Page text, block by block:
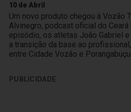
10 de Abril
Um novo produto chegou à Vozão
Alvinegro, podcast oficial do Ceará
episódio, os atletas João Gabriel
a transição da base ao
entre Cidade Vozão e
PUBLICIDADE